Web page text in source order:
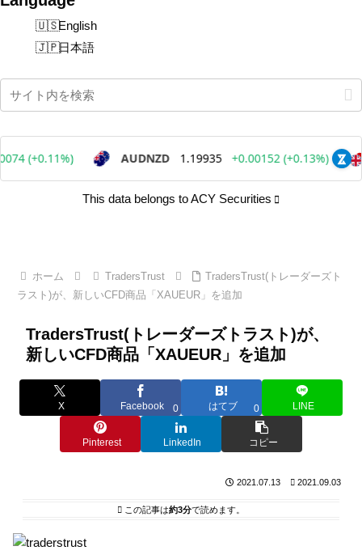
English
日本語
This data belongs to ACY Securities
ホーム TradersTrust
TradersTrust(トレーダーズト
ラスト)が、新しいCFD商品「XAUEUR」を追加
TradersTrust(トレーダーズトラスト)が、
新しいCFD商品「XAUEUR」を追加
X Facebook 0 はてブ 0 LINE
Pinterest LinkedIn コピー
2021.07.13 2021.09.03
この記事は約3分で読めます。